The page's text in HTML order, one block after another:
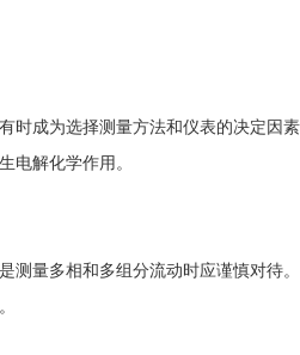
时成为选择测量方法和仪表的决定因
电解化学作用。
测量多相和多组分流动时应谨慎对待